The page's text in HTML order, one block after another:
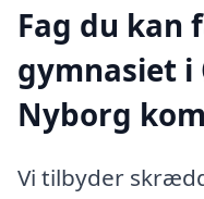
Fag du
gymnasiet
Nyborg
Vi tilbyder